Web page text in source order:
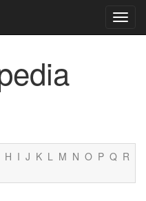
H I J K L M N O P Q R